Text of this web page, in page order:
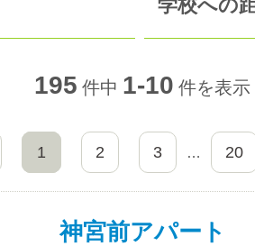
学校への
195 件中 1-10 件を表示
1 2 3 … 20
神宮前アパート